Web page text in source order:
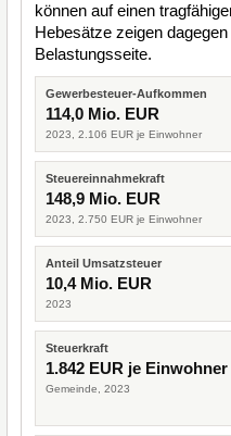
können auf einen
Hebesätze zeigen
Belastungsseite.
Gewerbesteuer-Aufkommen
114,0 Mio. EUR
2023, 2.106 EUR je Einwohner
Steuereinnahmekraft
148,9 Mio. EUR
2023, 2.750 EUR je Einwohner
Anteil Umsatzsteuer
10,4 Mio. EUR
2023
Steuerkraft
1.842 EUR je Einwohner
Gemeinde, 2023